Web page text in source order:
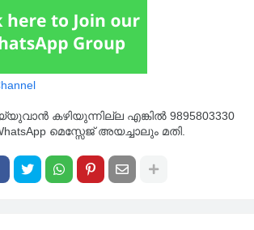
കഴിയുന്നില്ല എങ്കിൽ 9895803330
മെസ്സേജ് അയച്ചാലും മതി.